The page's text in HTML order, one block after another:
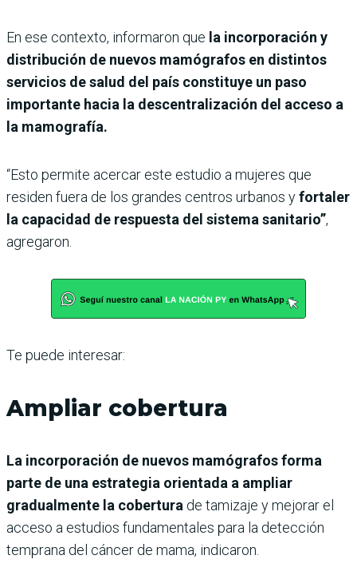
En ese contexto, informaron que la incorporación y
distribución de nuevos mamógrafos en distintos
servicios de salud del país constituye un paso
importante hacia la descentralización del acceso a
la mamografía.
“Esto permite acercar este estudio a mujeres que
residen fuera de los grandes centros urbanos yfortaler
la capacidad de respuesta del sistema sanitario”,
agregaron.
Te puede interesar:
Ampliar cobertura
La incorporación de nuevos mamógrafos forma
parte de una estrategia orientada a ampliar
gradualmente la cobertura de tamizaje y mejorar el
acceso a estudios fundamentales para la detección
temprana del cáncer de mama, indicaron.